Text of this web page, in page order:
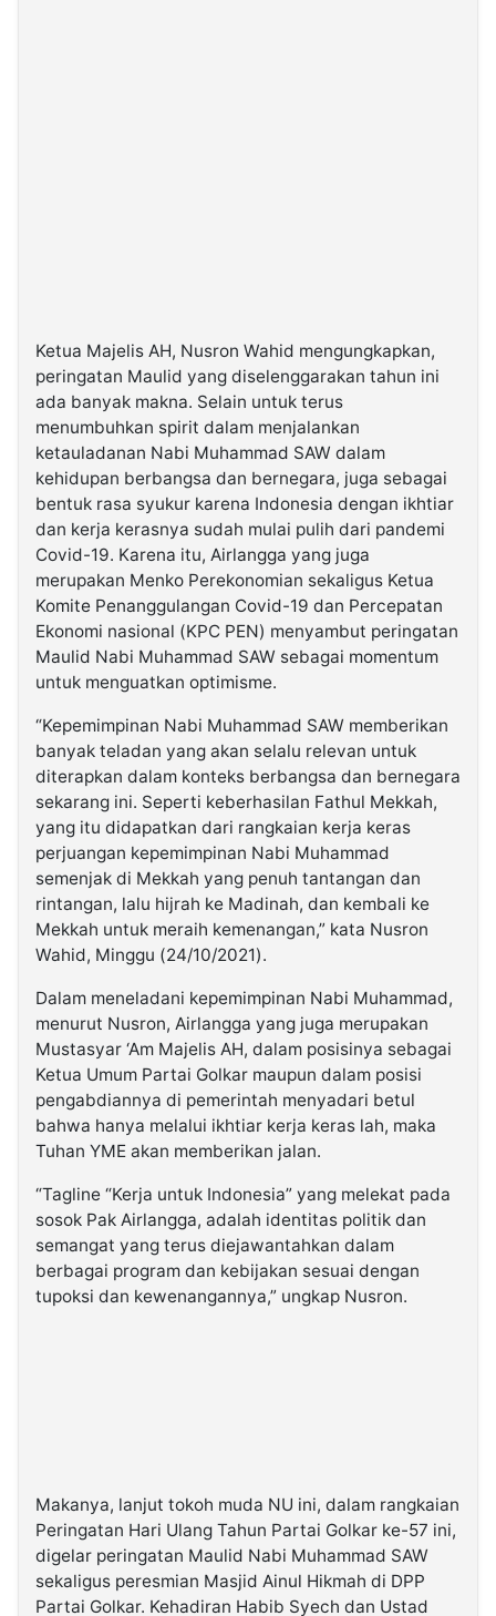
Ketua Majelis AH, Nusron Wahid mengungkapkan,
peringatan Maulid yang diselenggarakan tahun ini
ada banyak makna. Selain untuk terus
menumbuhkan spirit dalam menjalankan
ketauladanan Nabi Muhammad SAW dalam
kehidupan berbangsa dan bernegara, juga sebagai
bentuk rasa syukur karena Indonesia dengan ikhtiar
dan kerja kerasnya sudah mulai pulih dari pandemi
Covid-19. Karena itu, Airlangga yang juga
merupakan Menko Perekonomian sekaligus Ketua
Komite Penanggulangan Covid-19 dan Percepatan
Ekonomi nasional (KPC PEN) menyambut peringatan
Maulid Nabi Muhammad SAW sebagai momentum
untuk menguatkan optimisme.
“Kepemimpinan Nabi Muhammad SAW memberikan
banyak teladan yang akan selalu relevan untuk
diterapkan dalam konteks berbangsa dan bernegara
sekarang ini. Seperti keberhasilan Fathul Mekkah,
yang itu didapatkan dari rangkaian kerja keras
perjuangan kepemimpinan Nabi Muhammad
semenjak di Mekkah yang penuh tantangan dan
rintangan, lalu hijrah ke Madinah, dan kembali ke
Mekkah untuk meraih kemenangan,” kata Nusron
Wahid, Minggu (24/10/2021).
Dalam meneladani kepemimpinan Nabi Muhammad,
menurut Nusron, Airlangga yang juga merupakan
Mustasyar ‘Am Majelis AH, dalam posisinya sebagai
Ketua Umum Partai Golkar maupun dalam posisi
pengabdiannya di pemerintah menyadari betul
bahwa hanya melalui ikhtiar kerja keras lah, maka
Tuhan YME akan memberikan jalan.
“Tagline “Kerja untuk Indonesia” yang melekat pada
sosok Pak Airlangga, adalah identitas politik dan
semangat yang terus diejawantahkan dalam
berbagai program dan kebijakan sesuai dengan
tupoksi dan kewenangannya,” ungkap Nusron.
Makanya, lanjut tokoh muda NU ini, dalam rangkaian
Peringatan Hari Ulang Tahun Partai Golkar ke-57 ini,
digelar peringatan Maulid Nabi Muhammad SAW
sekaligus peresmian Masjid Ainul Hikmah di DPP
Partai Golkar. Kehadiran Habib Syech dan Ustad